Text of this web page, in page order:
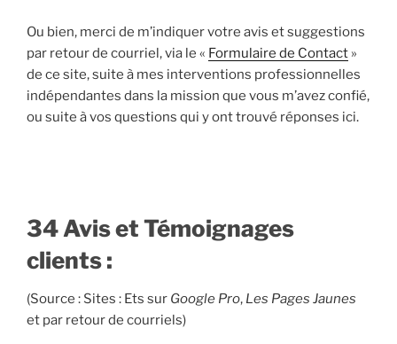
Ou bien, merci de m’indiquer votre avis et suggestions
par retour de courriel, via le « Formulaire de Contact »
de ce site, suite à mes interventions professionnelles
indépendantes dans la mission que vous m’avez confié,
ou suite à vos questions qui y ont trouvé réponses ici.
34 Avis et Témoignages
clients :
(Source : Sites : Ets sur Google Pro, Les Pages Jaunes
et par retour de courriels)